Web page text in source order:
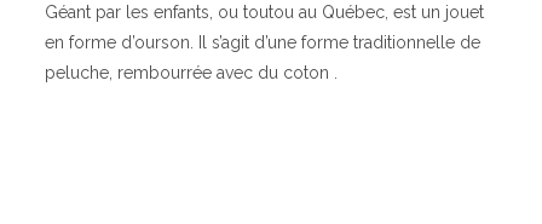
Géant par les enfants, ou toutou au Québec, est un jouet
en forme d’ourson. Il s’agit d’une forme traditionnelle de
peluche, rembourrée avec du coton .